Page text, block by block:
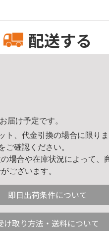
配送する
届け予定です。
ト、代金引換の場合に限り
ご確認ください。
場合や在庫状況によって、
ございます。
即日出荷条件について
け取り方法・送料について